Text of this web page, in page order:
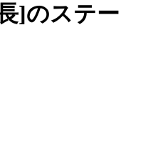
]のステー